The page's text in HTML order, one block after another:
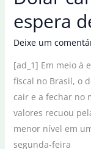
Indonésia
depois
4
espera
Deixe um
[ad_1] Em meio à
fiscal no Brasil, o
cair e a fechar no
valores recuou
menor nível em
segunda-feira